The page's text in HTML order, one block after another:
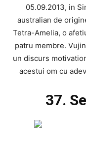
05.09.2013, in
australian de
Tetra-Amelia, o
patru membre.
un discurs
acestui om cu
37.